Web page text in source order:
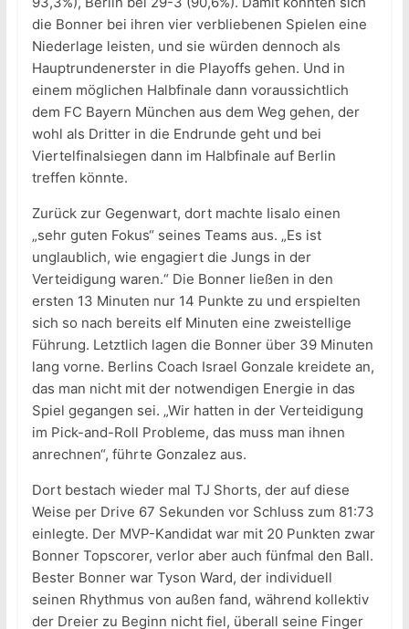
die Bonner bei ihren vier verbliebenen Spielen eine
Niederlage leisten, und sie würden dennoch als
Hauptrundenerster in die Playoffs gehen. Und in
einem möglichen Halbfinale dann voraussichtlich
dem FC Bayern München aus dem Weg gehen, der
wohl als Dritter in die Endrunde geht und bei
Viertelfinalsiegen dann im Halbfinale auf Berlin
treffen könnte.
Zurück zur Gegenwart, dort machte Iisalo einen
„sehr guten Fokus“ seines Teams aus. „Es ist
unglaublich, wie engagiert die Jungs in der
Verteidigung waren.“ Die Bonner ließen in den
ersten 13 Minuten nur 14 Punkte zu und erspielten
sich so nach bereits elf Minuten eine zweistellige
Führung. Letztlich lagen die Bonner über 39 Minuten
lang vorne. Berlins Coach Israel Gonzale kreidete an,
das man nicht mit der notwendigen Energie in das
Spiel gegangen sei. „Wir hatten in der Verteidigung
im Pick-and-Roll Probleme, das muss man ihnen
anrechnen“, führte Gonzalez aus.
Dort bestach wieder mal TJ Shorts, der auf diese
Weise per Drive 67 Sekunden vor Schluss zum 81:73
einlegte. Der MVP-Kandidat war mit 20 Punkten zwar
Bonner Topscorer, verlor aber auch fünfmal den Ball.
Bester Bonner war Tyson Ward, der individuell
seinen Rhythmus von außen fand, während kollektiv
der Dreier zu Beginn nicht fiel, überall seine Finger